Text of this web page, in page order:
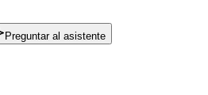
Preguntar al asistente